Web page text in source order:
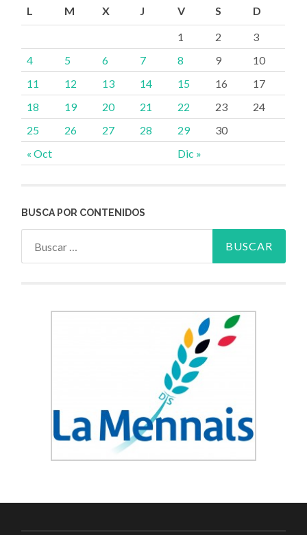
L
M X J V S D
« Oct Dic »
1 2
3
4
5 6 7 8 9
10
11
12 13 14 15 16
17
18
19 20 21 22 23
24
25
26 27 28 29 30
BUSCA POR CONTENIDOS